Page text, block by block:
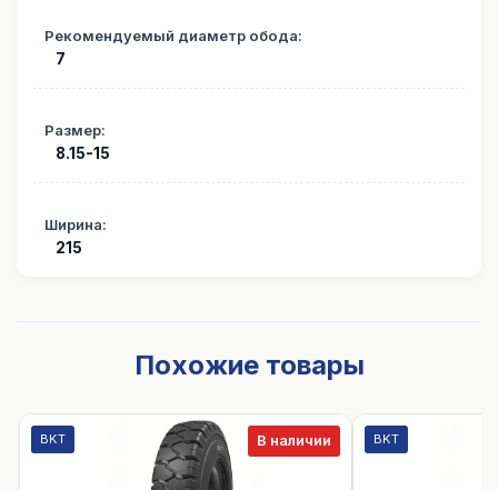
Рекомендуемый диаметр обода:
7
Размер:
8.15-15
Ширина:
215
Похожие товары
В наличии
BKT BKT